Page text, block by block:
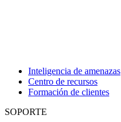
Inteligencia de amenazas
Centro de recursos
Formación de clientes
SOPORTE